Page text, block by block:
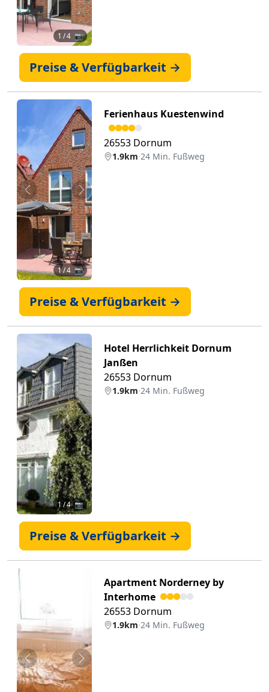
1 / 4 📷
Preise & Verfügbarkeit →
Zurück Weiter
1/ 4 📷
Ferienhaus Kuestenwind
26553 Dornum
1.9km·24 Min. Fußweg
Preise & Verfügbarkeit →
Zurück Weiter
1 / 4 📷
Hotel Herrlichkeit Dornum
Janßen
26553 Dornum
1.9km·24 Min. Fußweg
Preise & Verfügbarkeit →
Zurück Weiter
Apartment Norderney by
Interhome
26553 Dornum
1.9km·24 Min. Fußweg